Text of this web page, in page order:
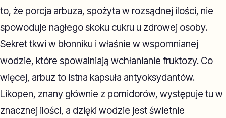
to, że porcja arbuza, spożyta w rozsądnej ilości, nie
spowoduje nagłego skoku cukru u zdrowej osoby.
Sekret tkwi w błonniku i właśnie w wspomnianej
wodzie, które spowalniają wchłanianie fruktozy. Co
więcej, arbuz to istna kapsuła antyoksydantów.
Likopen, znany głównie z pomidorów, występuje tu w
znacznej ilości, a dzięki wodzie jest świetnie